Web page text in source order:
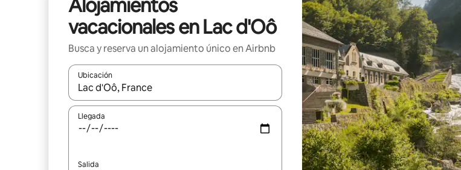
Alojamientos
vacacionales en Lac d'Oô
Busca y reserva un alojamiento único en Airbnb
Ubicación
Cuando los resultados estén disponibles, podrás navegar usando las teclas de las flechas hacia
Llegada
Salida